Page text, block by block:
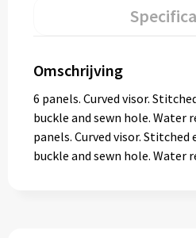
Omschrijving
6 panels. Curved visor.
buckle and sewn hole. Water
panels. Curved visor.
buckle and sewn hole. Water